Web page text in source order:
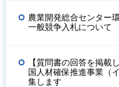
農業開発総合センター
一般競争入札について
【質問書の回答を掲載
国人材確保推進事業（
集します